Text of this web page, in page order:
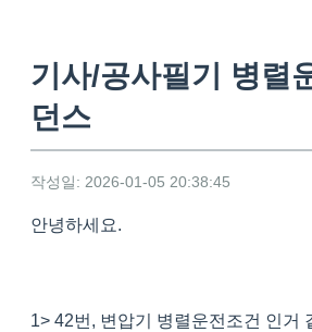
기사/공사필기 병렬
던스
작성일: 2026-01-05 20:38:45
안녕하세요.
1> 42번, 변압기 병렬운전조건 인거